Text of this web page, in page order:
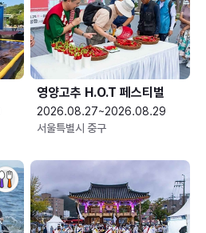
영양고추 H.O.T 페스티벌
2026.08.27~2026.08.29
서울특별시 중구